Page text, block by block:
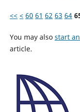
<< < 60 61 62 63 64
You may also start
article.